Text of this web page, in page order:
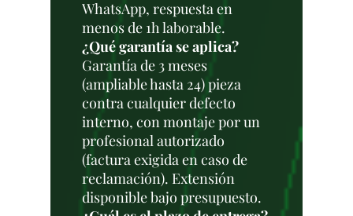
WhatsApp, respuesta en
menos de 1h laborable.
¿Qué garantía se aplica?
Garantía de 3 meses
(ampliable hasta 24) pieza
contra cualquier defecto
interno, con montaje por un
profesional autorizado
(factura exigida en caso de
reclamación). Extensión
disponible bajo presupuesto.